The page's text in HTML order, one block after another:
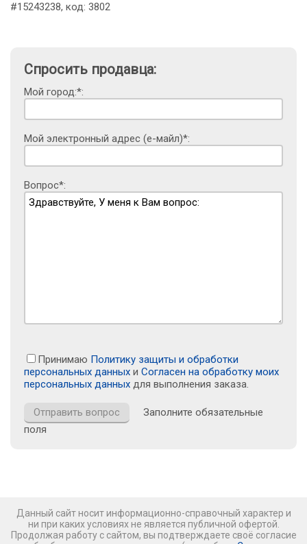
#15243238, код: 3802
Спросить продавца:
Мой город:*:
Мой электронный адрес (е-майл)*:
Вопрос*:
Принимаю Политику защиты и обработки
персональных данных и Согласен на обработку моих
персональных данных для выполнения заказа.
Заполните обязательные
поля
Данный сайт носит информационно-справочный характер и
ни при каких условиях не является публичной офертой.
Продолжая работу с сайтом, вы подтверждаете своё согласие